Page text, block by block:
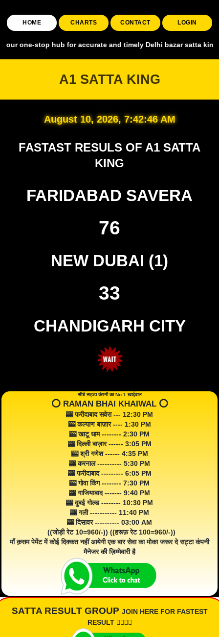
HOME CHARTS CONTACT LOGIN
hub for accurate and timely Delhi bazar satta king,
A1 SATTA KING
August 10, 2026, 7:42:47 AM
FASTAST RESULS OF A1 SATTA
KING
FARIDABAD SAVERA
76
NEW DUBAI (1)
33
CHANDIGARH CITY
सीधे सट्टा कंपनी का No 1 खाईवाल
⭕️ RAMAN BHAI KHAIWAL ⭕️
🎰 फरीदाबाद सवेरा --- 12:30 PM
🎰 कल्याण बाज़ार ---- 1:30 PM
🎰 खाटू धाम -------- 2:30 PM
🎰 दिल्ली बाज़ार ------ 3:05 PM
🎰 श्री गणेश ------ 4:35 PM
🎰 करनाल ---------- 5:30 PM
🎰 फरीदाबाद --------- 6:05 PM
🎰 गोवा किंग -------- 7:30 PM
🎰 गाजियाबाद ------- 9:40 PM
🎰 दुबई गोल्ड -------- 10:30 PM
🎰 गली ----------- 11:40 PM
🎰 दिसावर ---------- 03:00 AM
((जोड़ी रेट 10=960/-)) ((हरूफ़ रेट 100=960/-))
माँ क़सम पेमेंट में कोई दिक्कत नहीं आयेगी एक बार सेवा का मोका जरूर दे सट्टा कंपनी
मैनेजर की ज़िम्मेवारी है
SATTA RESULT GROUP JOIN HERE FOR FASTEST
RESULT 👇🏾👇🏾